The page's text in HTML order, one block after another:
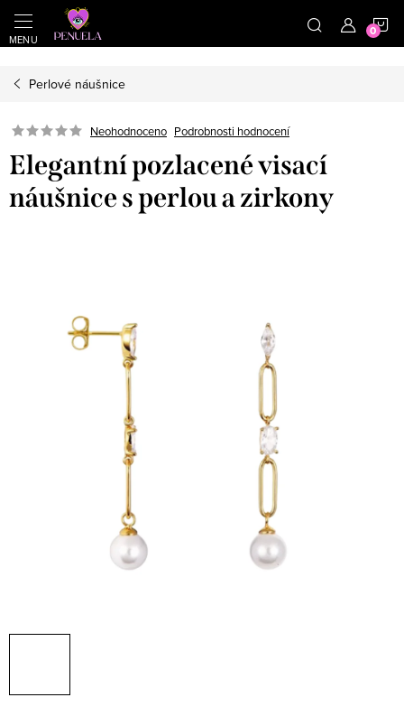
https://cz.pinterest.com/shoppenuela/
Přejít na obsah
Perlové náušnice
Neohodnoceno Podrobnosti hodnocení
Elegantní pozlacené visací
náušnice s perlou a zirkony